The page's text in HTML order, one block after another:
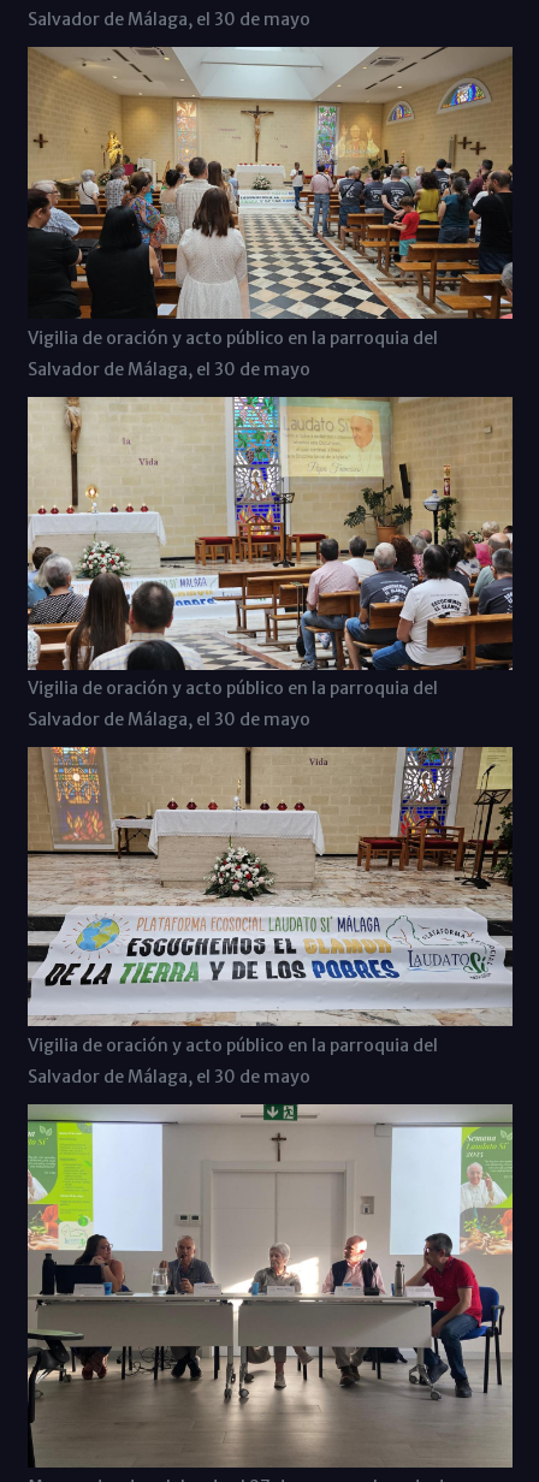
Salvador de Málaga, el 30 de mayo
Vigilia de oración y acto público en la parroquia del
Salvador de Málaga, el 30 de mayo
Vigilia de oración y acto público en la parroquia del
Salvador de Málaga, el 30 de mayo
Vigilia de oración y acto público en la parroquia del
Salvador de Málaga, el 30 de mayo